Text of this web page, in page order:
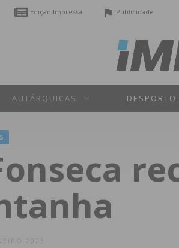
Edição Impressa Publicidade
AUTÁRQUICAS DESPORTO
2023